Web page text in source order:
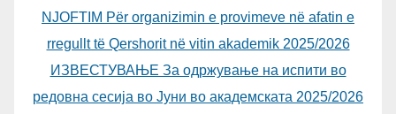
NJOFTIM Për organizimin e provimeve në afatin e
rregullt të Qershorit në vitin akademik 2025/2026
ИЗВЕСТУВАЊЕ За одржување на испити во
редовна сесија во Јуни во академската 2025/2026